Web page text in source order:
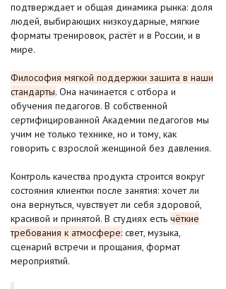
подтверждает и общая динамика рынка: доля
людей, выбирающих низкоударные, мягкие
форматы тренировок, растёт и в России, и в
мире.
Философия мягкой поддержки зашита в наши
стандарты. Она начинается с отбора и
обучения педагогов. В собственной
сертифицированной Академии педагогов мы
учим не только технике, но и тому, как
говорить с взрослой женщиной без давления.
Контроль качества продукта строится вокруг
состояния клиентки после занятия: хочет ли
она вернуться, чувствует ли себя здоровой,
красивой и принятой. В студиях есть чёткие
требования к атмосфере: свет, музыка,
сценарий встречи и прощания, формат
мероприятий.